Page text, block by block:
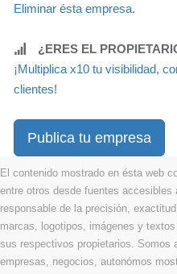
Eliminar ésta empresa.
¿ERES EL
¡Multiplica x10 tu visibilidad,
clientes!
Publica tu empresa
El contenido mostrado en ésta web
entre otros desde fuentes
responsable de la precisión,
marcas, logotipos, imágenes y
sus respectivos propietarios. Somos
empresas, negocios, autonómos